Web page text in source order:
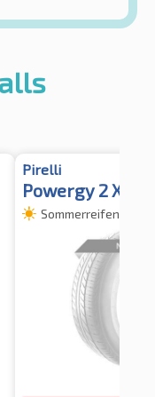
Pirelli
Powergy 2 XL
Sommerreifen